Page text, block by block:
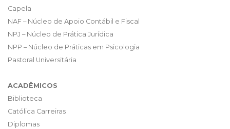
Capela
NAF – Núcleo de Apoio Contábil e Fiscal
NPJ – Núcleo de Prática Jurídica
NPP – Núcleo de Práticas em Psicologia
Pastoral Universitária
ACADÊMICOS
Biblioteca
Católica Carreiras
Diplomas